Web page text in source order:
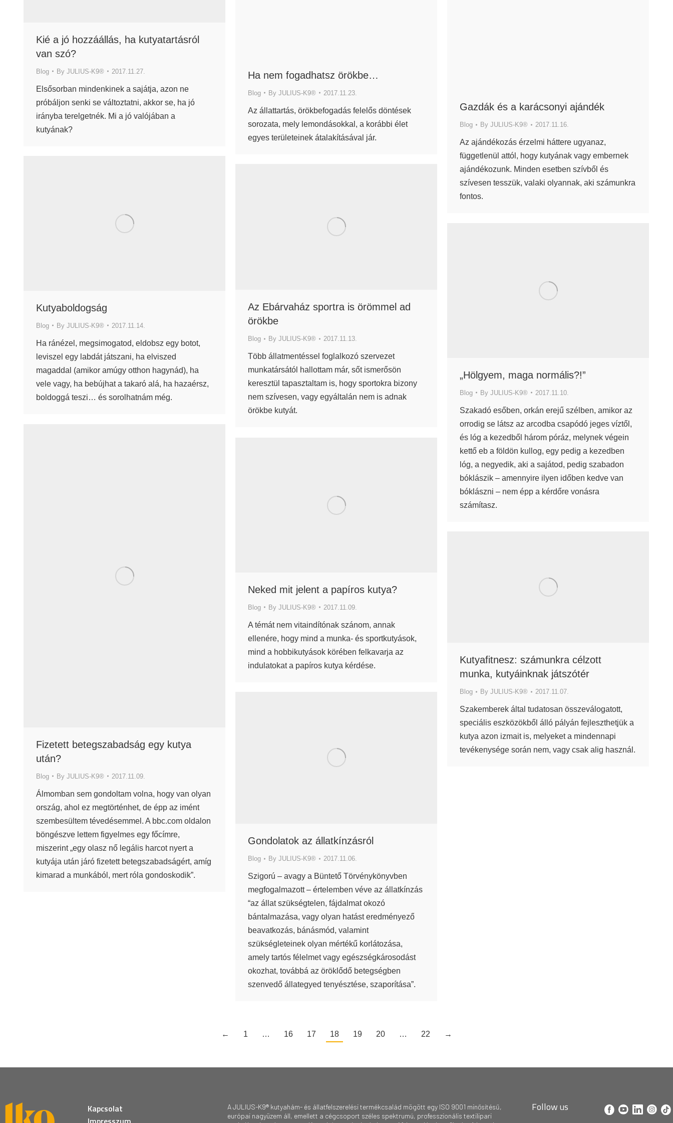
Kié a jó hozzáállás, ha kutyatartásról
van szó?
Blog By JULIUS-K9® 2017.11.27.
Elsősorban mindenkinek a sajátja, azon ne
próbáljon senki se változtatni, akkor se, ha jó
irányba terelgetnék. Mi a jó valójában a
kutyának?
Ha nem fogadhatsz örökbe…
Blog By JULIUS-K9® 2017.11.23.
Az állattartás, örökbefogadás felelős döntések
sorozata, mely lemondásokkal, a korábbi élet
egyes területeinek átalakításával jár.
Gazdák és a karácsonyi ajándék
Blog By JULIUS-K9® 2017.11.16.
Az ajándékozás érzelmi háttere ugyanaz,
függetlenül attól, hogy kutyának vagy embernek
ajándékozunk. Minden esetben szívből és
szívesen tesszük, valaki olyannak, aki számunkra
fontos.
Kutyaboldogság
Blog By JULIUS-K9® 2017.11.14.
Ha ránézel, megsimogatod, eldobsz egy botot,
leviszel egy labdát játszani, ha elviszed
magaddal (amikor amúgy otthon hagynád), ha
vele vagy, ha bebújhat a takaró alá, ha hazaérsz,
boldoggá teszi… és sorolhatnám még.
Az Ebárvaház sportra is örömmel ad
örökbe
Blog By JULIUS-K9® 2017.11.13.
Több állatmentéssel foglalkozó szervezet
munkatársától hallottam már, sőt ismerősön
keresztül tapasztaltam is, hogy sportokra bizony
nem szívesen, vagy egyáltalán nem is adnak
örökbe kutyát.
„Hölgyem, maga normális?!”
Blog By JULIUS-K9® 2017.11.10.
Szakadó esőben, orkán erejű szélben, amikor az
orrodig se látsz az arcodba csapódó jeges víztől,
és lóg a kezedből három póráz, melynek végein
kettő eb a földön kullog, egy pedig a kezedben
lóg, a negyedik, aki a sajátod, pedig szabadon
bóklászik – amennyire ilyen időben kedve van
bóklászni – nem épp a kérdőre vonásra
számítasz.
Fizetett betegszabadság egy kutya
után?
Blog By JULIUS-K9® 2017.11.09.
Álmomban sem gondoltam volna, hogy van olyan
ország, ahol ez megtörténhet, de épp az imént
szembesültem tévedésemmel. A bbc.com oldalon
böngészve lettem figyelmes egy főcímre,
miszerint „egy olasz nő legális harcot nyert a
kutyája után járó fizetett betegszabadságért, amíg
kimarad a munkából, mert róla gondoskodik”.
Neked mit jelent a papíros kutya?
Blog By JULIUS-K9® 2017.11.09.
A témát nem vitaindítónak szánom, annak
ellenére, hogy mind a munka- és sportkutyások,
mind a hobbikutyások körében felkavarja az
indulatokat a papíros kutya kérdése.
Kutyafitnesz: számunkra célzott
munka, kutyáinknak játszótér
Blog By JULIUS-K9® 2017.11.07.
Szakemberek által tudatosan összeválogatott,
speciális eszközökből álló pályán fejleszthetjük a
kutya azon izmait is, melyeket a mindennapi
tevékenysége során nem, vagy csak alig használ.
Gondolatok az állatkínzásról
Blog By JULIUS-K9® 2017.11.06.
Szigorú – avagy a Büntető Törvénykönyvben
megfogalmazott – értelemben véve az állatkínzás
“az állat szükségtelen, fájdalmat okozó
bántalmazása, vagy olyan hatást eredményező
beavatkozás, bánásmód, valamint
szükségleteinek olyan mértékű korlátozása,
amely tartós félelmet vagy egészségkárosodást
okozhat, továbbá az öröklődő betegségben
szenvedő állategyed tenyésztése, szaporítása”.
← 1 … 16 17 18 19 20 … 22 →
Kapcsolat
A JULIUS-K9® kutyahám- és állatfelszerelési termékcsalád mögött egy ISO 9001 minősítésű,
európai nagyüzem áll, emellett a cégcsoport széles spektrumú, professzionális textilipari
Follow us